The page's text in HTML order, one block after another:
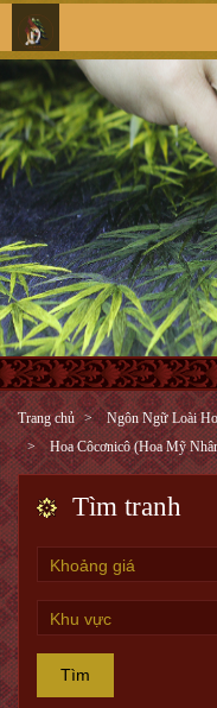
Trang chủ Ngôn Ngữ Loài
Hoa Côcơnicô (Hoa Mỹ
Tìm tranh
Tìm